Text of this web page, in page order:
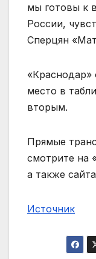
мы готовы к
России,
Сперцян
«Краснодар»
место в
вторым.
Прямые
смотрите
а также
Источник